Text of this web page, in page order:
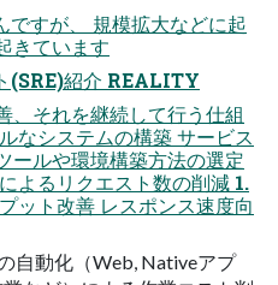
ですが、 規模拡大などに起
きています
(SRE)紹介 REALITY
、それを継続して行う仕組
なシステムの構築 サービス
ールや環境構築方法の選定
よるリクエスト数の削減 1.
ット改善 レスポンス速度向
自動化（Web, Nativeアプ